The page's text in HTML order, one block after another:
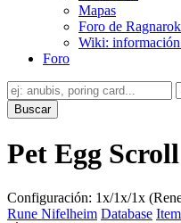
Mapas
Foro de
Wiki:
Foro
Pet Egg
Configuración: 1x/1x/1x
Rune Nifelheim Database